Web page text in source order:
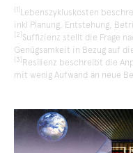
[1]Lebenszykluskosten
inkl Planung, Entstehung,
[2]Suffizienz stellt die Frage
Genügsamkeit in Bezug auf
[3]Resilienz beschreibt die
mit wenig Aufwand an neue